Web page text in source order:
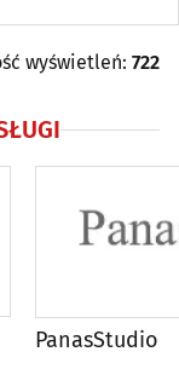
wyświetleń: 722
PanasStudio